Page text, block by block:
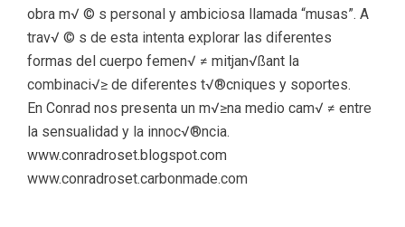
obra m√ © s personal y ambiciosa llamada “musas”. A
trav√ © s de esta intenta explorar las diferentes
formas del cuerpo femen√ ≠ mitjan√ßant la
combinaci√≥ de diferentes t√®cniques y soportes.
En Conrad nos presenta un m√≥na medio cam√ ≠ entre
la sensualidad y la innoc√®ncia.
www.conradroset.blogspot.com
www.conradroset.carbonmade.com